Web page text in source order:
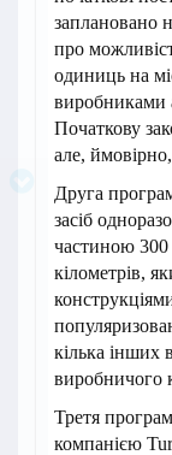
заплановано
про
одиниць на
виробниками
Початкову
але,
Друга
засіб
частиною 300
кілометрів,
кілька інших
виробничого
Третя
компанією